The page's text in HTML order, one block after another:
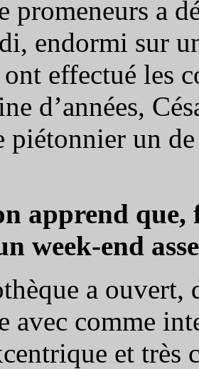
promeneurs a
endormi sur
effectué les
d’années,
piétonnier un
apprend que,
week-end
a ouvert,
avec comme
et